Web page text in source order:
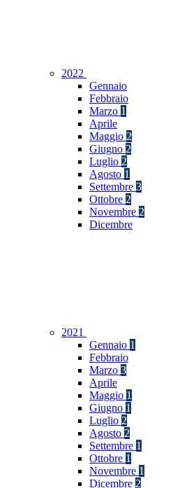
2022
Gennaio
Febbraio
Marzo 1
Aprile
Maggio 2
Giugno 2
Luglio 2
Agosto 1
Settembre 3
Ottobre 2
Novembre 2
Dicembre
2021
Gennaio 1
Febbraio
Marzo 3
Aprile
Maggio 1
Giugno 1
Luglio 2
Agosto 2
Settembre 1
Ottobre 1
Novembre 1
Dicembre 2